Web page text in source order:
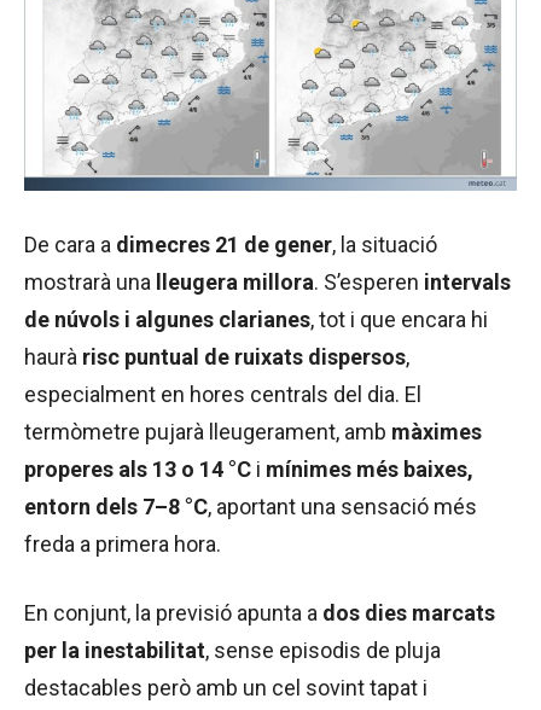
De cara a dimecres 21 de gener, la situació
mostrarà una
lleugera millora. S’esperen intervals
de núvols i algunes clarianes, tot i que encara hi
haurà risc puntual de ruixats dispersos,
especialment en hores centrals del dia. El
termòmetre pujarà lleugerament, amb màximes
properes als 13 o 14 °C i mínimes més baixes,
entorn dels 7–8 °C, aportant una sensació més
freda a primera hora.
En conjunt, la previsió apunta a dos dies marcats
per la inestabilitat, sense episodis de pluja
destacables però amb un cel sovint tapat i